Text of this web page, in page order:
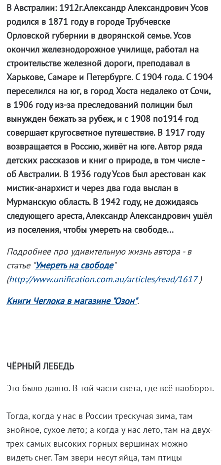
В Австралии: 1912г.Александр Александрович Усов
родился в 1871 году в городе Трубчевске
Орловской губернии в дворянской семье. Усов
окончил железнодорожное училище, работал на
строительстве железной дороги, преподавал в
Харькове, Самаре и Петербурге. С 1904 года. С 1904
переселился на юг, в город Хоста недалеко от Сочи,
в 1906 году из-за преследований полиции был
вынужден бежать за рубеж, и с 1908 по1914 год
совершает кругосветное путешествие. В 1917 году
возвращается в Россию, живёт на юге. Автор ряда
детских рассказов и книг о природе, в том числе -
об Австралии. В 1936 году Усов был арестован как
мистик-анархист и через два года выслан в
Мурманскую область. В 1942 году, не дожидаясь
следующего ареста, Александр Александрович ушёл
из поселения, чтобы умереть на свободе...
Подробнее про удивительную жизнь автора - в
статье "Умереть на свободе"
(http://www.unification.com.au/articles/read/1617)
Книги Чеглока в магазине "Озон".
ЧЁРНЫЙ ЛЕБЕДЬ
Это было давно. В той части света, где всё наоборот.
Тогда, когда у нас в России трескучая зима, там
знойное, сухое лето; а когда у нас лето, там на двух-
трёх самых высоких горных вершинах можно
видеть снег. Там звери несут яйца, там птицы